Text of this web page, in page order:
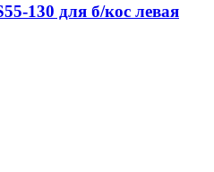
130 для б/кос левая